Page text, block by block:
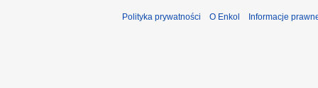
Polityka prywatności O Enkol Informacje